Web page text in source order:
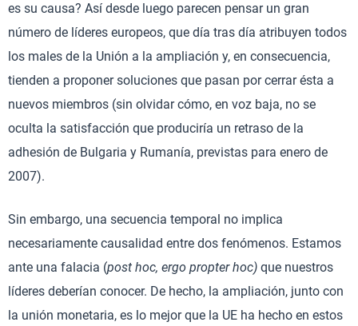
es su causa? Así desde luego parecen pensar un gran
número de líderes europeos, que día tras día atribuyen todos
los males de la Unión a la ampliación y, en consecuencia,
tienden a proponer soluciones que pasan por cerrar ésta a
nuevos miembros (sin olvidar cómo, en voz baja, no se
oculta la satisfacción que produciría un retraso de la
adhesión de Bulgaria y Rumanía, previstas para enero de
2007).
Sin embargo, una secuencia temporal no implica
necesariamente causalidad entre dos fenómenos. Estamos
ante una falacia (post hoc, ergo propter hoc) que nuestros
líderes deberían conocer. De hecho, la ampliación, junto con
la unión monetaria, es lo mejor que la UE ha hecho en estos